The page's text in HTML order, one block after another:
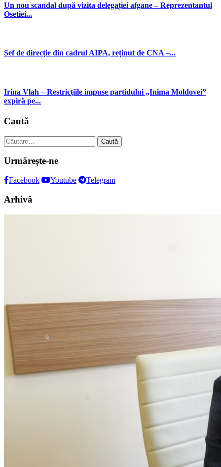
Un nou scandal după vizita delegației afgane – Reprezentantul
Osetiei...
Șef de direcție din cadrul AIPA, reținut de CNA –...
Irina Vlah – Restricțiile impuse partidului „Inima Moldovei”
expiră pe...
Caută
Caută
după:
Urmărește-ne
Facebook Youtube Telegram
Arhivă